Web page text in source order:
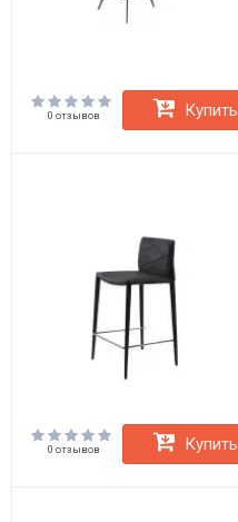
0 отзывов Купить
0 отзывов Купить